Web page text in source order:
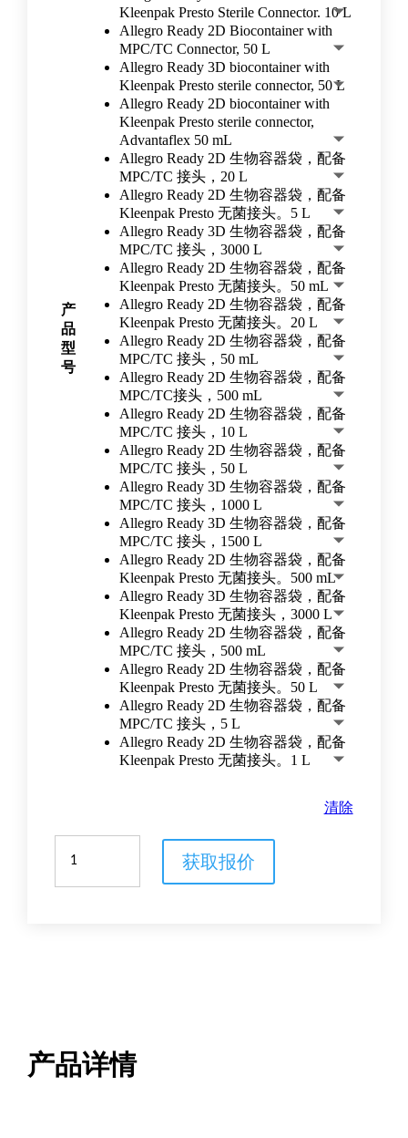
产
品
型
号
Kleenpak Presto Sterile Connector. 10 L
Allegro Ready 2D Biocontainer with
MPC/TC Connector, 50 L
Allegro Ready 3D biocontainer with
Kleenpak Presto sterile connector, 50 L
Allegro Ready 2D biocontainer with
Kleenpak Presto sterile connector,
Advantaflex 50 mL
Allegro Ready 2D 生物容器袋，配备
MPC/TC 接头，20 L
Allegro Ready 2D 生物容器袋，配备
Kleenpak Presto 无菌接头。5 L
Allegro Ready 3D 生物容器袋，配备
MPC/TC 接头，3000 L
Allegro Ready 2D 生物容器袋，配备
Kleenpak Presto 无菌接头。50 mL
Allegro Ready 2D 生物容器袋，配备
Kleenpak Presto 无菌接头。20 L
Allegro Ready 2D 生物容器袋，配备
MPC/TC 接头，50 mL
Allegro Ready 2D 生物容器袋，配备
MPC/TC接头，500 mL
Allegro Ready 2D 生物容器袋，配备
MPC/TC 接头，10 L
Allegro Ready 2D 生物容器袋，配备
MPC/TC 接头，50 L
Allegro Ready 3D 生物容器袋，配备
MPC/TC 接头，1000 L
Allegro Ready 3D 生物容器袋，配备
MPC/TC 接头，1500 L
Allegro Ready 2D 生物容器袋，配备
Kleenpak Presto 无菌接头。500 mL
Allegro Ready 3D 生物容器袋，配备
Kleenpak Presto 无菌接头，3000 L
Allegro Ready 2D 生物容器袋，配备
MPC/TC 接头，500 mL
Allegro Ready 2D 生物容器袋，配备
Kleenpak Presto 无菌接头。50 L
Allegro Ready 2D 生物容器袋，配备
MPC/TC 接头，5 L
Allegro Ready 2D 生物容器袋，配备
Kleenpak Presto 无菌接头。1 L
清除
Ready
量
获取报价
产品详情